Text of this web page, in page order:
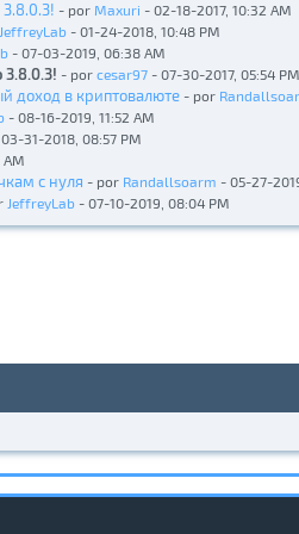
3.8.0.3! - por Maxuri - 02-18-2017, 10:32 AM
JeffreyLab - 01-24-2018, 10:48 PM
- 07-03-2019, 06:38 AM
3.8.0.3! - por cesar97 - 07-30-2017, 05:54 PM
доход в криптовалюте - por
- 08-16-2019, 11:52 AM
31-2018, 08:57 PM
AM
с нуля - por Randallsoarm - 05-27-
JeffreyLab - 07-10-2019, 08:04 PM